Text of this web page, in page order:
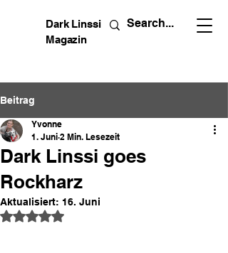
Dark Linssi
Magazin
Beitrag
Dark Linssi goes
Rockharz
Yvonne
1. Juni 2 Min. Lesezeit
Aktualisiert: 16. Juni
Mit NaN von 5 Sternen bewertet.